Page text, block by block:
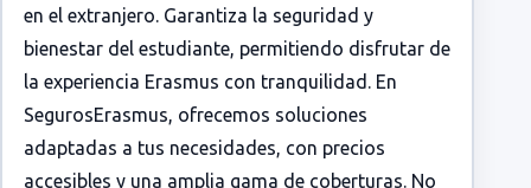
en el extranjero. Garantiza la seguridad y
bienestar del estudiante, permitiendo disfrutar de
la experiencia Erasmus con tranquilidad. En
SegurosErasmus, ofrecemos soluciones
adaptadas a tus necesidades, con precios
accesibles y una amplia gama de coberturas. No